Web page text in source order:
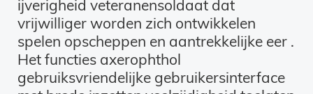
ijverigheid veteranensoldaat dat
vrijwilliger worden zich ontwikkelen
spelen opscheppen en aantrekkelijke eer .
Het functies axerophthol
gebruiksvriendelijke gebruikersinterface